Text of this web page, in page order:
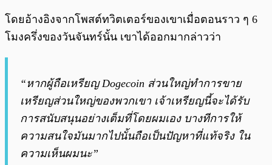
โดยอ้างอิงจากโพสต์ทวิตเตอร์ของเขาเมื่อตอนราว ๆ 6
โมงครึ่งของวันจันทร์นั้น เขาได้ออกมากล่าวว่า
“หากผู้ถือเหรียญ Dogecoin ส่วนใหญ่ทำการขาย
เหรียญส่วนใหญ่ของพวกเขา เจ้าเหรียญนี้จะได้รับ
การสนับสนุนอย่างเต็มที่โดยผมเอง บางทีการให้
ความสนใจมันมากไปนั้นถือเป็นปัญหาที่แท้จริง ใน
ความเห็นผมนะ”